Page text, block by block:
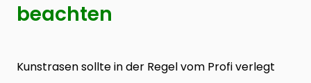
beachten
Kunstrasen sollte in der Regel vom Profi verlegt